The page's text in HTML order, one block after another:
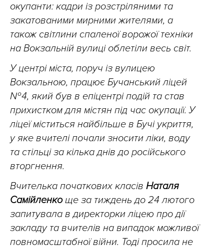
окупанти: кадри із розстріляними та
закатованими мирними жителями, а
також світлини спаленої ворожої техніки
на Вокзальній вулиці облетіли весь світ.
У центрі міста, поруч із вулицею
Вокзальною, працює Бучанський ліцей
№ 4, який був в епіцентрі подій та став
прихистком для містян під час окупації. У
ліцеї міститься найбільше в Бучі укриття,
у яке вчителі почали зносити ліки, воду
та стільці за кілька днів до російського
вторгнення.
Вчителька початкових класів Наталя
Самійленкоще за тиждень до 24 лютого
запитувала в директорки ліцею про дії
закладу та вчителів на випадок можливої
повномасштабної війни. Тоді просила не